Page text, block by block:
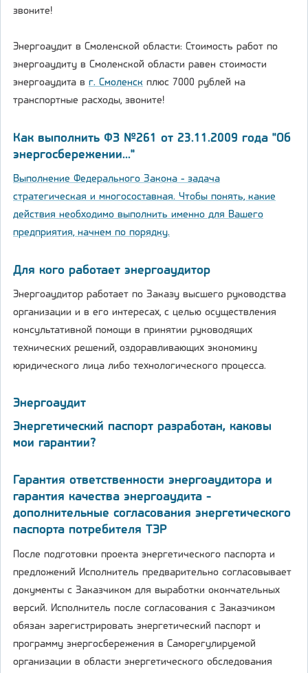
звоните!
Энергоаудит в Смоленской области: Стоимость работ по
энергоаудиту в Смоленской области равен стоимости
энергоаудита в г. Смоленск плюс 7000 рублей на
транспортные расходы, звоните!
Как выполнить ФЗ №261 от 23.11.2009 года "Об
энергосбережении..."
Выполнение Федерального Закона - задача
стратегическая и многосоставная. Чтобы понять, какие
действия необходимо выполнить именно для Вашего
предприятия, начнем по порядку.
Для кого работает энергоаудитор
Энергоаудитор работает по Заказу высшего руководства
организации и в его интересах, с целью осуществления
консультативной помощи в принятии руководящих
технических решений, оздоравливающих экономику
юридического лица либо технологического процесса.
Энергоаудит
Энергетический паспорт разработан, каковы
мои гарантии?
Гарантия ответственности энергоаудитора и
гарантия качества энергоаудита -
дополнительные согласования энергетического
паспорта потребителя ТЭР
После подготовки проекта энергетического паспорта и
предложений Исполнитель предварительно согласовывает
документы с Заказчиком для выработки окончательных
версий. Исполнитель после согласования с Заказчиком
обязан зарегистрировать энергетический паспорт и
программу энергосбережения в Саморегулируемой
организации в области энергетического обследования